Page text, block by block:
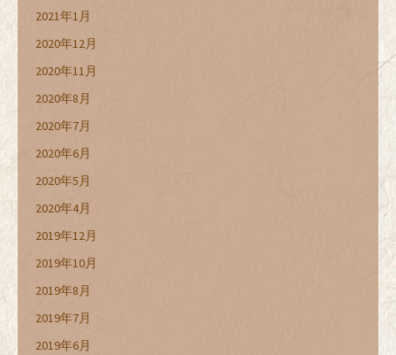
2021年1月
2020年12月
2020年11月
2020年8月
2020年7月
2020年6月
2020年5月
2020年4月
2019年12月
2019年10月
2019年8月
2019年7月
2019年6月